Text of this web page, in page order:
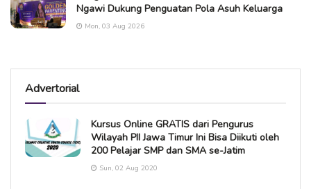
Ngawi Dukung Penguatan Pola Asuh Keluarga
Mon, 03 Aug 2026
Advertorial
Kursus Online GRATIS dari Pengurus
Wilayah PII Jawa Timur Ini Bisa Diikuti oleh
200 Pelajar SMP dan SMA se-Jatim
Sun, 02 Aug 2020